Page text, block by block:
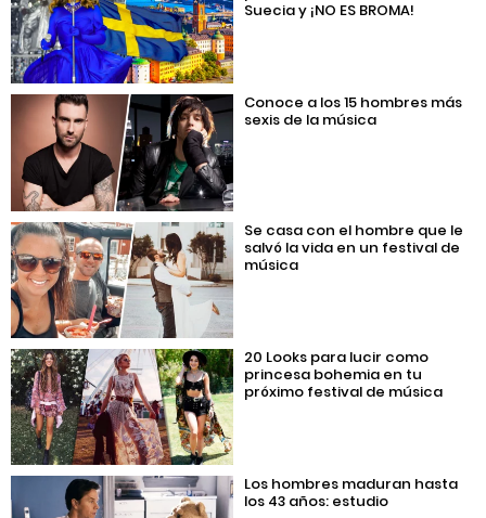
Suecia y ¡NO ES BROMA!
Conoce a los 15 hombres más
sexis de la música
Se casa con el hombre que le
salvó la vida en un festival de
música
20 Looks para lucir como
princesa bohemia en tu
próximo festival de música
Los hombres maduran hasta
los 43 años: estudio